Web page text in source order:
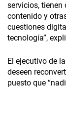
servicios, tienen
contenido y
cuestiones
tecnología”,
El ejecutivo de
deseen
puesto que